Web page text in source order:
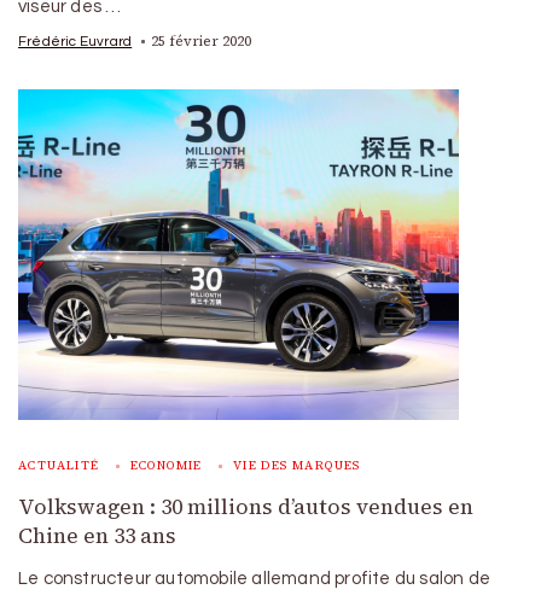
viseur des …
Frédéric Euvrard 25 février 2020
ACTUALITÉ ECONOMIE VIE DES MARQUES
Volkswagen : 30 millions d’autos vendues en
Chine en 33 ans
Le constructeur automobile allemand profite du salon de